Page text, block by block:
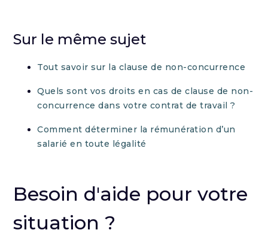
Sur le même sujet
Tout savoir sur la clause de non-concurrence
Quels sont vos droits en cas de clause de non-
concurrence dans votre contrat de travail ?
Comment déterminer la rémunération d’un
salarié en toute légalité
Besoin d'aide pour votre
situation ?